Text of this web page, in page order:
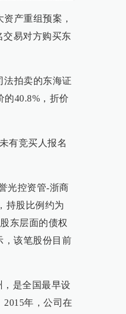
产重组预案，
交易对方购买东
法拍卖的东海证
的40.8%，折价
有竞买人报名
光控资管-浙商
持股比例约为
东层面的债权
，该笔股份目前
是全国最早设
年，公司在